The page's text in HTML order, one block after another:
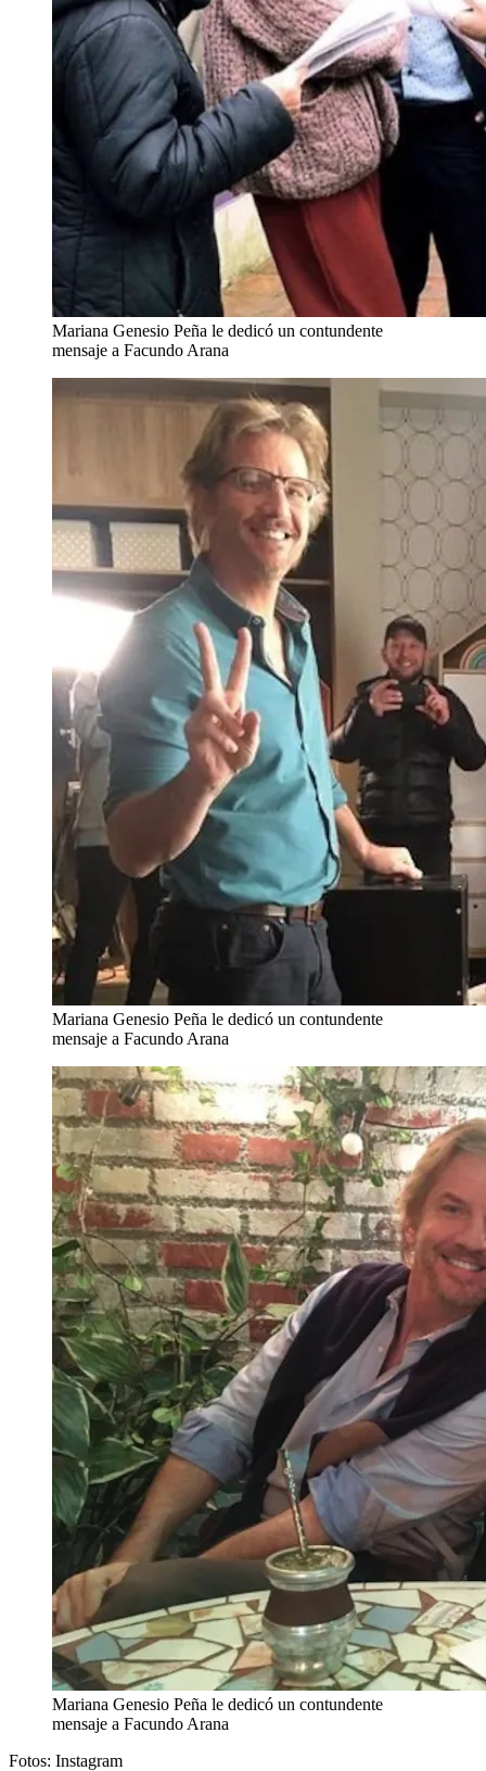
Mariana Genesio Peña le dedicó un contundente
mensaje a Facundo Arana
Mariana Genesio Peña le dedicó un contundente
mensaje a Facundo Arana
Mariana Genesio Peña le dedicó un contundente
mensaje a Facundo Arana
Fotos: Instagram